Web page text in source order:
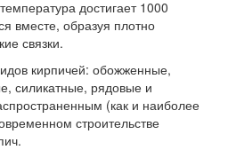
достигает 1000
вместе, образуя плотно
связки.
кирпичей: обожженные,
силикатные, рядовые и
(как и наиболее
строительстве